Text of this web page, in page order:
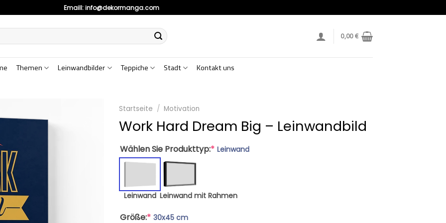
Emaill:info@dekormanga.com
0,00€
Themen Leinwandbilder Teppiche Stadt Kontakt uns
Startseite / Motivation
Work Hard Dream Big – Leinwandbild
Wählen Sie Produkttyp:* Leinwand
Leinwand Leinwand mit Rahmen
Größe:* 30x45 cm